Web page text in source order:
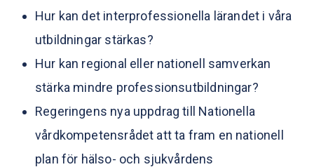
Hur kan det interprofessionella lärandet i våra
utbildningar stärkas?
Hur kan regional eller nationell samverkan
stärka mindre professionsutbildningar?
Regeringens nya uppdrag till Nationella
vårdkompetensrådet att ta fram en nationell
plan för hälso- och sjukvårdens